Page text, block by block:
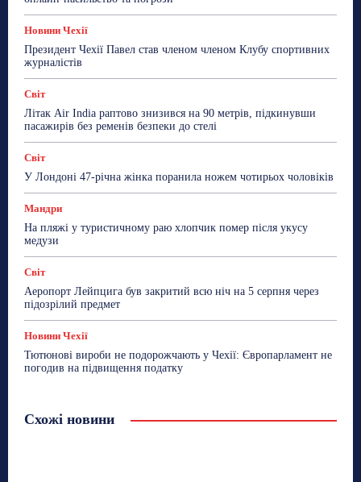
Новини Чехії
Президент Чехії Павел став членом членом Клубу спортивних
журналістів
Світ
Літак Air India раптово знизився на 90 метрів, підкинувши
пасажирів без ременів безпеки до стелі
Світ
У Лондоні 47-річна жінка поранила ножем чотирьох чоловіків
Мандри
На пляжі у туристичному раю хлопчик помер після укусу
медузи
Світ
Аеропорт Лейпцига був закритий всю ніч на 5 серпня через
підозрілий предмет
Новини Чехії
Тютюнові вироби не подорожчають у Чехії: Європарламент не
погодив на підвищення податку
Схожі новини